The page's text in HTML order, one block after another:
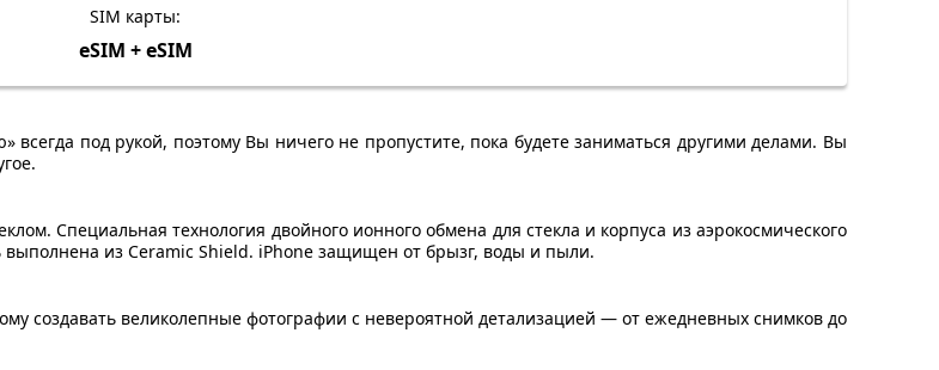
SIM карты:
eSIM + eSIM
под рукой, поэтому Вы ничего не пропустите, пока будете заниматься другими делами. Вы
Специальная технология двойного ионного обмена для стекла и корпуса из аэрокосмического
из Ceramic Shield. iPhone защищен от брызг, воды и пыли.
создавать великолепные фотографии с невероятной детализацией — от ежедневных снимков до